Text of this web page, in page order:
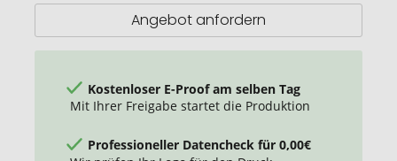
Angebot anfordern
Kostenloser E-Proof am selben Tag
Mit Ihrer Freigabe startet die Produktion
Professioneller Datencheck für 0,00€